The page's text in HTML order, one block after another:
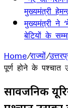
मुख्यमंत्री
मुख्यमंत्री ने
बेटियों के
Home/राज्यों/
पूर्ण होने के पश्चात
सार्वजनिक